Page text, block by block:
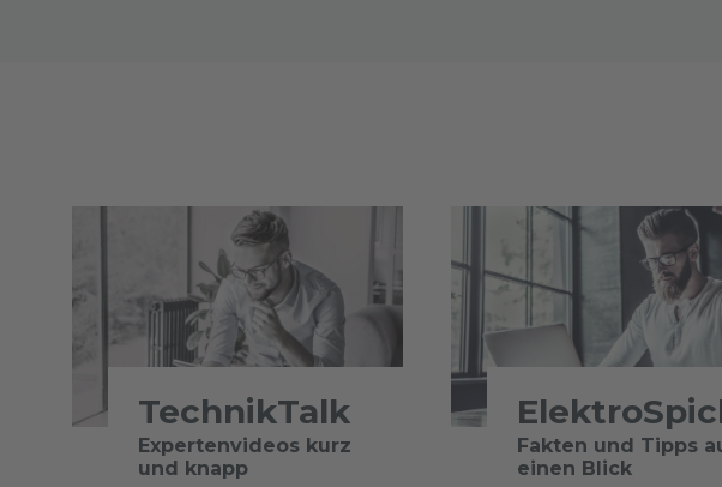
TechnikTalk
Expertenvideos kurz
und knapp
Fakten und Tipps
einen Blick